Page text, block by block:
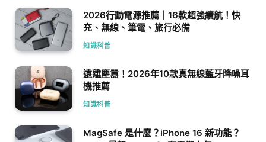
2026行動電源推薦｜16款超強續航！快
充、無線、筆電、旅行必備
知識科普
遠離塵囂！2026年10款真無線藍牙降噪耳
機推薦
知識科普
MagSafe 是什麼？iPhone 16 新功能？